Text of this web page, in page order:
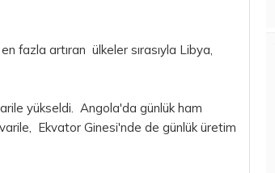
fazla artıran ülkeler sırasıyla Libya,
yükseldi. Angola'da günlük ham
Ekvator Ginesi'nde de günlük üretim